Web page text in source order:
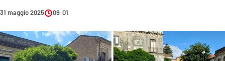
AMBIENTE
SOCIETÀ
CULTURA
31 maggio 2025 09:01